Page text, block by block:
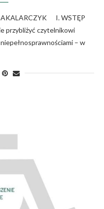
I. WSTĘP
przybliżyć czytelnikowi
– w